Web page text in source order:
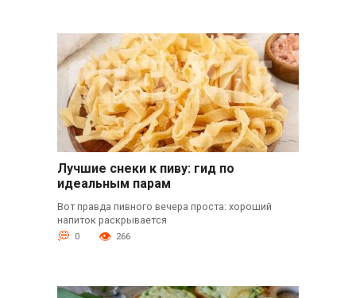
Лучшие снеки к пиву: гид по
идеальным парам
Вот правда пивного вечера проста: хороший
напиток раскрывается
0 266